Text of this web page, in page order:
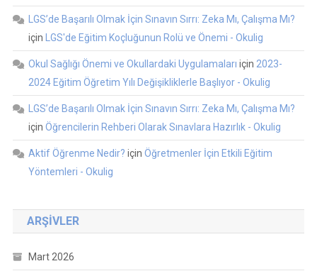
LGS’de Başarılı Olmak İçin Sınavın Sırrı: Zeka Mı, Çalışma Mı?
için
LGS'de Eğitim Koçluğunun Rolü ve Önemi - Okulig
Okul Sağlığı Önemi ve Okullardaki Uygulamaları için 2023-
2024 Eğitim Öğretim Yılı Değişikliklerle Başlıyor - Okulig
LGS’de Başarılı Olmak İçin Sınavın Sırrı: Zeka Mı, Çalışma Mı?
için Öğrencilerin Rehberi Olarak Sınavlara Hazırlık - Okulig
Aktif Öğrenme Nedir? için Öğretmenler İçin Etkili Eğitim
Yöntemleri - Okulig
ARŞIVLER
Mart 2026